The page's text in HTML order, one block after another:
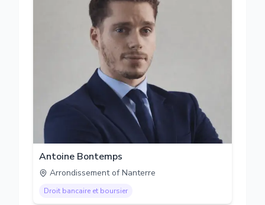
Antoine Bontemps
Arrondissement of Nanterre
Droit bancaire et boursier